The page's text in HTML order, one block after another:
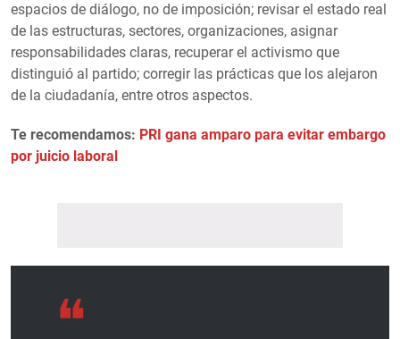
espacios de diálogo, no de imposición; revisar el estado real
de las estructuras, sectores, organizaciones, asignar
responsabilidades claras, recuperar el activismo que
distinguió al partido; corregir las prácticas que los alejaron
de la ciudadanía, entre otros aspectos.
Te recomendamos: PRI gana amparo para evitar embargo
por juicio laboral